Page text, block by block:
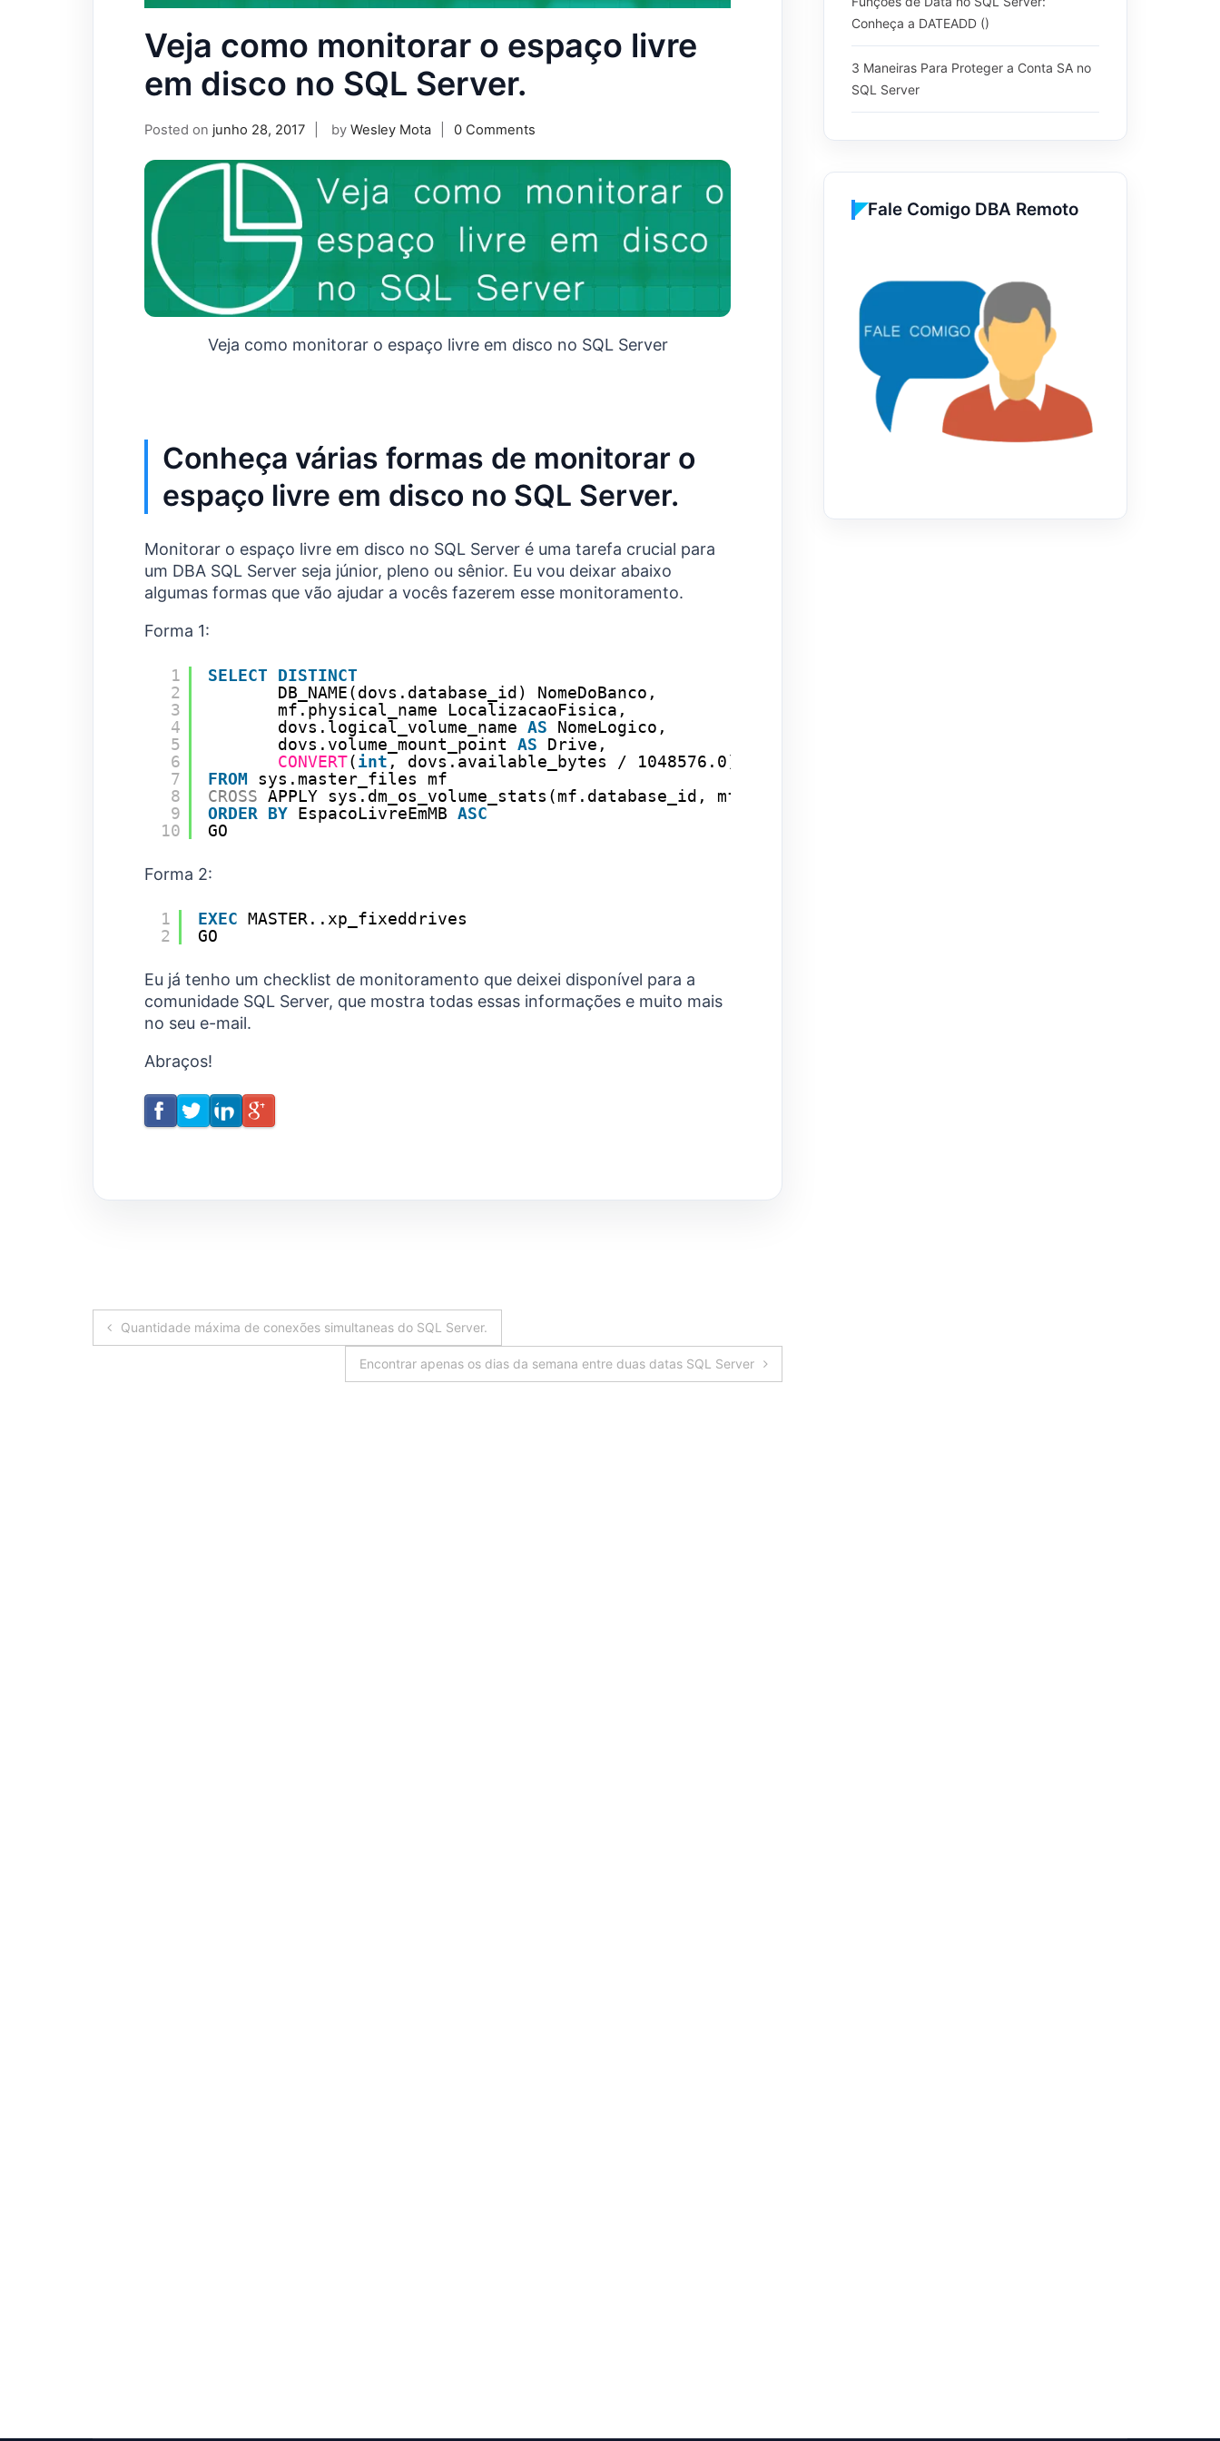
Veja como monitorar o espaço livre
em disco no SQL Server.
Posted on junho 28, 2017 by Wesley Mota 0 Comments
Veja como monitorar o espaço livre em disco no SQL Server
Conheça várias formas de monitorar o
espaço livre em disco no SQL Server.
Monitorar o espaço livre em disco no SQL Server é uma tarefa crucial para
um DBA SQL Server seja júnior, pleno ou sênior. Eu vou deixar abaixo
algumas formas que vão ajudar a vocês fazerem esse monitoramento.
Forma 1:
1
2
3
4
5
6
7
8
9
10
SELECT
DISTINCT
DB_NAME(dovs.database_id) NomeDoBanco,
mf.physical_name LocalizacaoFisica,
dovs.logical_volume_name AS
NomeLogico,
dovs.volume_mount_point AS
Drive,
CONVERT(int , dovs.available_bytes / 1048576.0)
FROM
sys.master_files mf
CROSS APPLY sys.dm_os_volume_stats(mf.database_id, mf.FILE_ID) dovs
ORDER BY EspacoLivreEmMB ASC
GO
Forma 2:
1
2
EXEC MASTER..xp_fixeddrives
GO
Eu já tenho um checklist de monitoramento que deixei disponível para a
comunidade SQL Server, que mostra todas essas informações e muito mais
no seu e-mail.
Abraços!
Navegação
Quantidade máxima de conexões simultaneas do SQL Server.
Encontrar apenas os dias da semana entre duas datas SQL Server
Conheça a DATEADD ()
3 Maneiras Para Proteger a Conta SA no
SQL Server
Fale Comigo DBA Remoto